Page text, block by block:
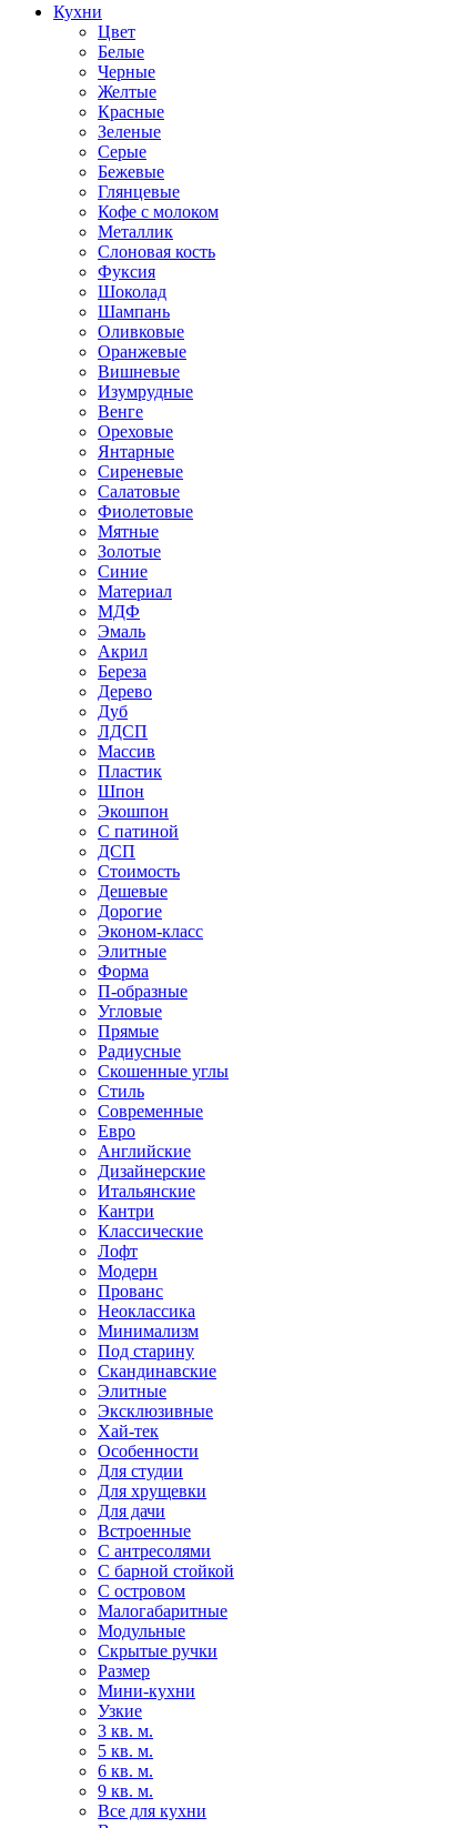
Кухни
Цвет
Белые
Черные
Желтые
Красные
Зеленые
Серые
Бежевые
Глянцевые
Кофе с молоком
Металлик
Слоновая кость
Фуксия
Шоколад
Шампань
Оливковые
Оранжевые
Вишневые
Изумрудные
Венге
Ореховые
Янтарные
Сиреневые
Салатовые
Фиолетовые
Мятные
Золотые
Синие
Материал
МДФ
Эмаль
Акрил
Береза
Дерево
Дуб
ЛДСП
Массив
Пластик
Шпон
Экошпон
С патиной
ДСП
Стоимость
Дешевые
Дорогие
Эконом-класс
Элитные
Форма
П-образные
Угловые
Прямые
Радиусные
Скошенные углы
Стиль
Современные
Евро
Английские
Дизайнерские
Итальянские
Кантри
Классические
Лофт
Модерн
Прованс
Неоклассика
Минимализм
Под старину
Скандинавские
Элитные
Эксклюзивные
Хай-тек
Особенности
Для студии
Для хрущевки
Для дачи
Встроенные
С антресолями
С барной стойкой
С островом
Малогабаритные
Модульные
Скрытые ручки
Размер
Мини-кухни
Узкие
3 кв. м.
5 кв. м.
6 кв. м.
9 кв. м.
Все для кухни